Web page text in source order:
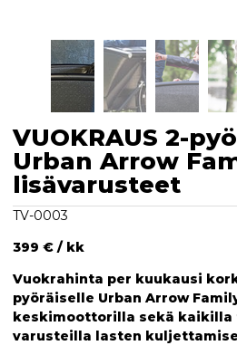
VUOKRAUS 2-
Urban Arrow
lisävarusteet
TV-0003
399 € / kk
Vuokrahinta per kuukausi
pyöräiselle Urban Arrow
keskimoottorilla sekä
varusteilla lasten